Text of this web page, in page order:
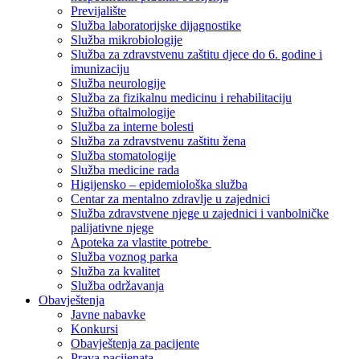
Previjalište
Služba laboratorijske dijagnostike
Služba mikrobiologije
Služba za zdravstvenu zaštitu djece do 6. godine i
imunizaciju
Služba neurologije
Služba za fizikalnu medicinu i rehabilitaciju
Služba oftalmologije
Služba za interne bolesti
Služba za zdravstvenu zaštitu žena
Služba stomatologije
Služba medicine rada
Higijensko – epidemiološka služba
Centar za mentalno zdravlje u zajednici
Služba zdravstvene njege u zajednici i vanbolničke
palijativne njege
Apoteka za vlastite potrebe
Služba voznog parka
Služba za kvalitet
Služba održavanja
Obavještenja
Javne nabavke
Konkursi
Obavještenja za pacijente